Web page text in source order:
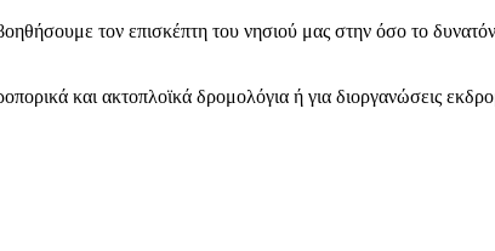
τον επισκέπτη του νησιού μας στην όσο το
και ακτοπλοϊκά δρομολόγια ή για διοργανώσεις